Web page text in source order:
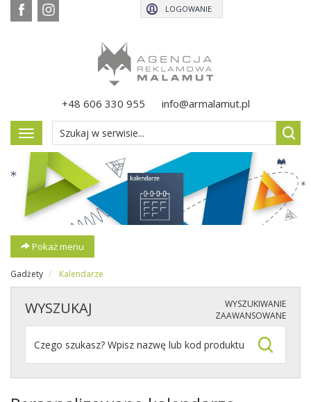
+48 606 330 955 info@armalamut.pl
LOGOWANIE
Pokaż
menu
Pokaż menu
Gadżety Kalendarze
WYSZUKAJ
WYSZUKIWANIE
ZAAWANSOWANE